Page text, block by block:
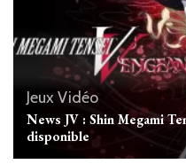
Jeux Vidéo
News JV : Shin Megami
disponible